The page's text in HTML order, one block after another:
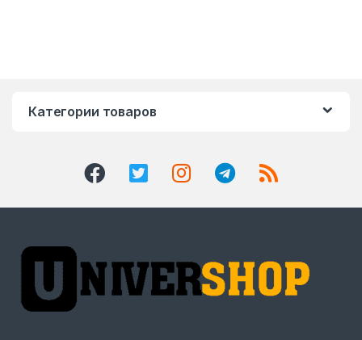
Категории товаров